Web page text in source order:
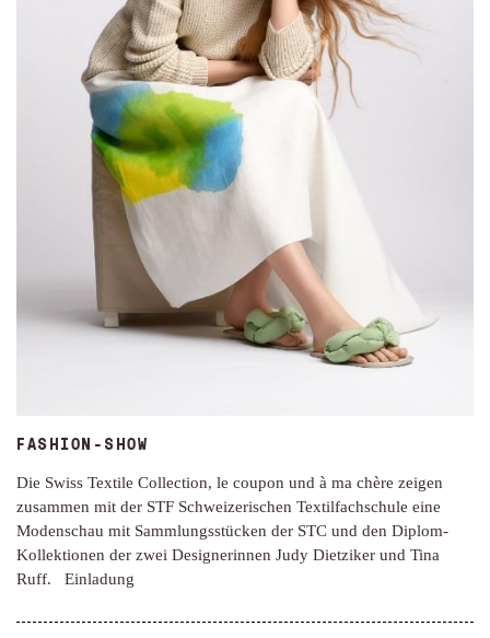
FASHION-SHOW
Die Swiss Textile Collection, le coupon und à ma chère zeigen
zusammen mit der STF Schweizerischen Textilfachschule eine
Modenschau mit Sammlungsstücken der STC und den Diplom-
Kollektionen der zwei Designerinnen Judy Dietziker und Tina
Ruff. Einladung